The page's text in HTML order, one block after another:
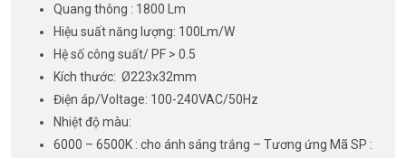
Quang thông : 1800 Lm
Hiệu suất năng lượng: 100Lm/W
Hệ số công suất/ PF > 0.5
Kích thước: Ø223x32mm
Điện áp/Voltage: 100-240VAC/50Hz
Nhiệt độ màu:
6000 – 6500K : cho ánh sáng trắng – Tương ứng Mã SP :